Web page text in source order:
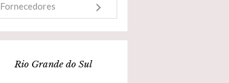
Fornecedores
Rio Grande do Sul